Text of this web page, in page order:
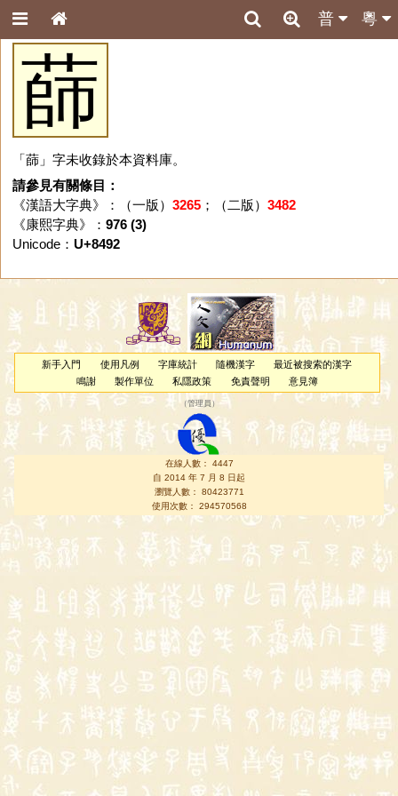
粵
普
蒒
「蒒」字未收錄於本資料庫。
請參見有關條目：
《漢語大字典》：（一版） 3265；（二版） 3482
《康熙字典》： 976 (3)
Unicode： U+8492
新手入門 使用凡例 字庫統計 隨機漢字
最近被搜索的漢字
鳴謝
製作單位 私隱政策 免責聲明 意見簿
（管理員 ）
在線人數： 4447
自 2014 年 7 月 8 日起
瀏覽人數： 80423771
使用次數： 294570568